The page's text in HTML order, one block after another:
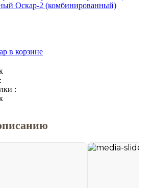
Оскар-2 (комбинированный)
в корзине
: